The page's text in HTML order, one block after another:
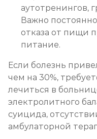
аутотренингов,
Важно
отказа от пищи
питание.
Если болезнь
чем на 30%,
лечиться в
электролитного
суицида,
амбулаторной